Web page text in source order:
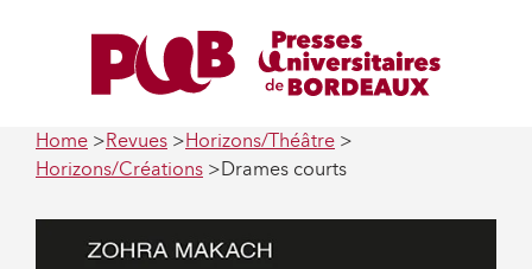
Home Revues
Horizons/Théâtre
Horizons/Créations
Drames courts